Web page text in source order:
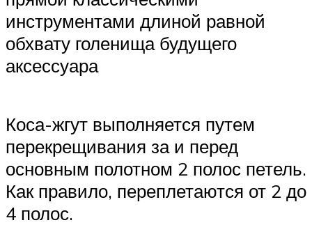
инструментами длиной равной
обхвату голенища будущего
аксессуара
Коса-жгут выполняется путем
перекрещивания за и перед
основным полотном 2 полос петель.
Как правило, переплетаются от 2 до
4 полос.